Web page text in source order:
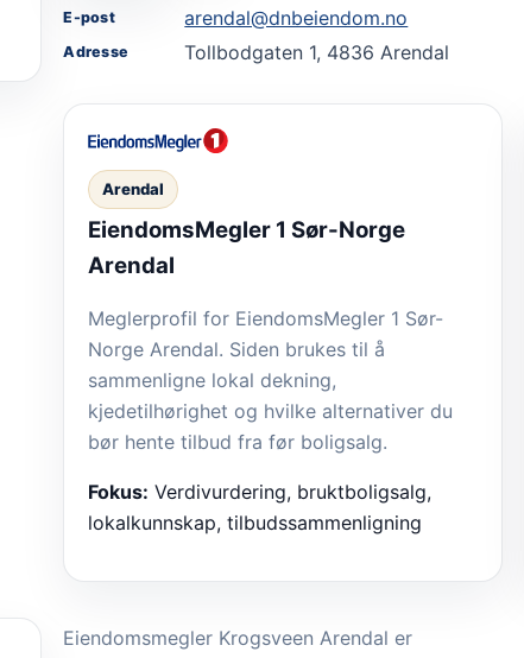
E-post arendal@dnbeiendom.no
Adresse Tollbodgaten 1, 4836 Arendal
Arendal
EiendomsMegler 1 Sør-Norge
Arendal
Meglerprofil for EiendomsMegler 1 Sør-
Norge Arendal. Siden brukes til å
sammenligne lokal dekning,
kjedetilhørighet og hvilke alternativer du
bør hente tilbud fra før boligsalg.
Fokus: Verdivurdering, bruktboligsalg,
lokalkunnskap, tilbudssammenligning
Eiendomsmegler Krogsveen Arendal er